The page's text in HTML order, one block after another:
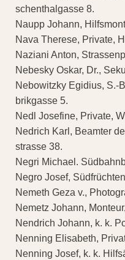
schenthalgasse 8.
Naupp Johann,
Nava Therese, Private,
Naziani Anton,
Nebesky Oskar, Dr.,
Nebowitzky Egidius, S.-
brikgasse 5.
Nedl Josefine, Private,
Nedrich Karl, Beamter
strasse 38.
Negri Michael.
Negro Josef,
Nemeth Geza v.,
Nemetz Johann,
Nendrich Johann, k. k.
Nenning Elisabeth,
Nenning Josef, k. k.